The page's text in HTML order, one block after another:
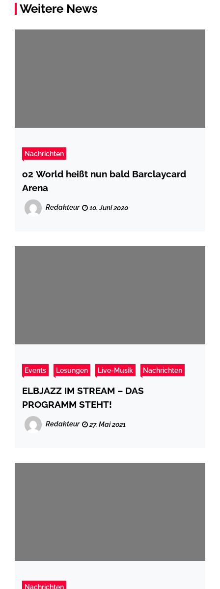
Weitere News
Nachrichten
o2 World heißt nun bald Barclaycard
Arena
Redakteur 10. Juni 2020
Events Lesungen Live-Musik Nachrichten
ELBJAZZ IM STREAM – DAS
PROGRAMM STEHT!
Redakteur 27. Mai 2021
Nachrichten